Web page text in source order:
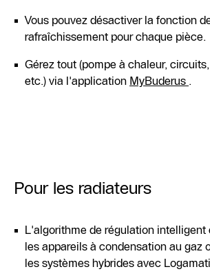
Vous pouvez désactiver la fonction
rafraîchissement pour chaque pièce.
Gérez tout (pompe à chaleur,
etc.) via l'application MyBuderus .
Pour les radiateurs
L'algorithme de régulation intelligent
les appareils à condensation au gaz
les systèmes hybrides avec